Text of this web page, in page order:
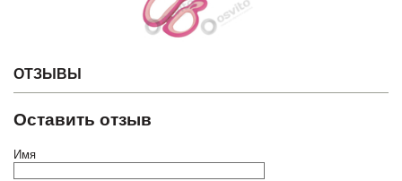
ОТЗЫВЫ
Оставить отзыв
Имя